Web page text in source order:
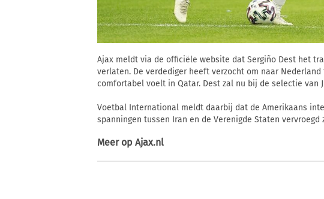
Ajax meldt via de officiële website dat Sergiño Dest het
verlaten. De verdediger heeft verzocht om naar
comfortabel voelt in Qatar. Dest zal nu bij de selectie van
Voetbal International meldt daarbij dat de Amerikaans
spanningen tussen Iran en de Verenigde Staten
Meer op Ajax.nl